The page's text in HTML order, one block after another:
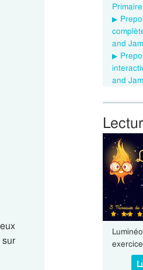
Primaire
and
and